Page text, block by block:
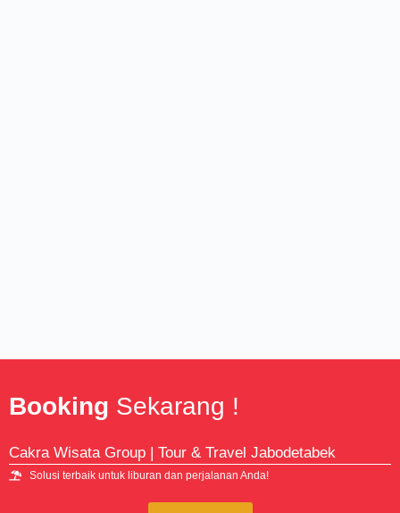
Booking Sekarang !
Cakra Wisata Group | Tour & Travel Jabodetabek
Solusi terbaik untuk liburan dan perjalanan Anda!